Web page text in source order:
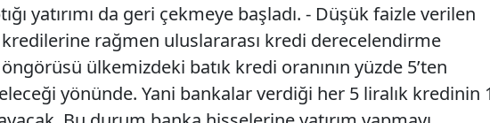
yatırımı da geri çekmeye başladı. - Düşük faizle verilen
rağmen uluslararası kredi derecelendirme
ülkemizdeki batık kredi oranının yüzde 5’ten
yönünde. Yani bankalar verdiği her 5 liralık kredinin